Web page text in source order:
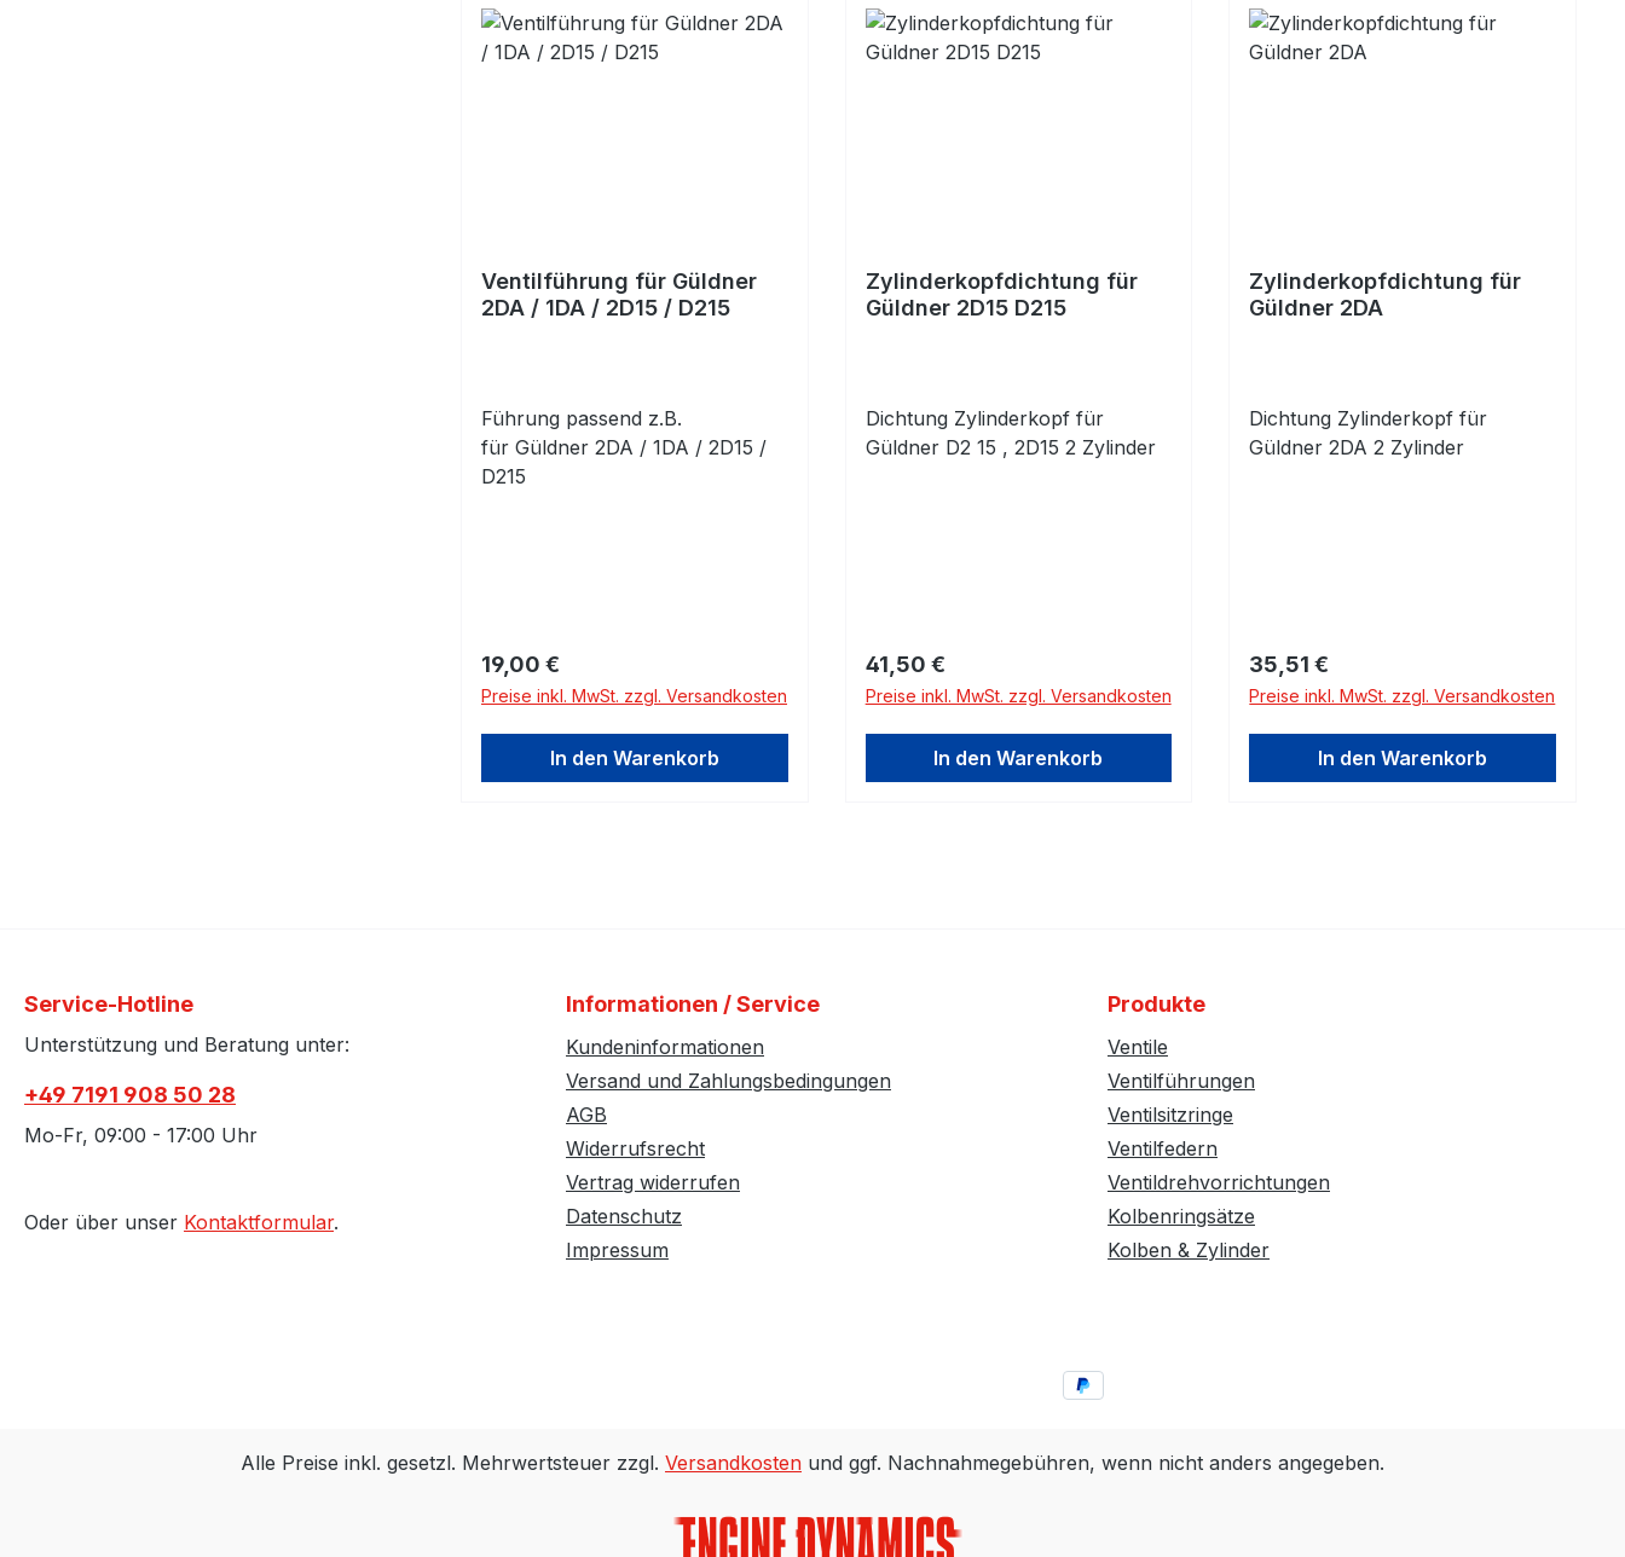
Ventilführung für Güldner
2DA / 1DA / 2D15 / D215
Führung passend z.B.
für Güldner 2DA / 1DA / 2D15 /
D215
Regulärer Preis:
19,00 €
Preise inkl. MwSt. zzgl. Versandkosten
In den Warenkorb
Zylinderkopfdichtung für
Güldner 2D15 D215
Dichtung Zylinderkopf für
Güldner D2 15 , 2D15 2 Zylinder
Regulärer Preis:
41,50 €
Preise inkl. MwSt. zzgl. Versandkosten
In den Warenkorb
Zylinderkopfdichtung für
Güldner 2DA
Dichtung Zylinderkopf für
Güldner 2DA 2 Zylinder
Regulärer Preis:
35,51 €
Preise inkl. MwSt. zzgl. Versandkosten
In den Warenkorb
Service-Hotline
Unterstützung und Beratung unter:
+49 7191 908 50 28
Mo-Fr, 09:00 - 17:00 Uhr
Oder über unser Kontaktformular.
Informationen / Service
Kundeninformationen
Versand und Zahlungsbedingungen
AGB
Widerrufsrecht
Vertrag widerrufen
Datenschutz
Impressum
Produkte
Ventile
Ventilführungen
Ventilsitzringe
Ventilfedern
Ventildrehvorrichtungen
Kolbenringsätze
Kolben & Zylinder
Alle Preise inkl. gesetzl. Mehrwertsteuer zzgl. Versandkosten und ggf. Nachnahmegebühren, wenn nicht anders angegeben.